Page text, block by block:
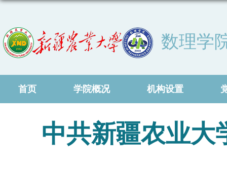
数理学
首页 学院概况 机构设置
中共新疆农业大